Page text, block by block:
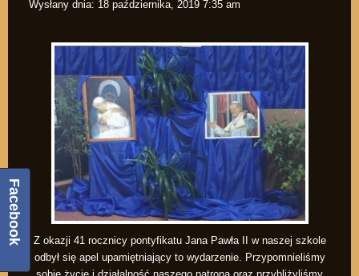
Wysłany dnia: 18 października, 2019 7:35 am
Z okazji 41 rocznicy pontyfikatu Jana Pawła II w naszej szkole
odbył się apel upamiętniający to wydarzenie. Przypomnieliśmy
Facebook